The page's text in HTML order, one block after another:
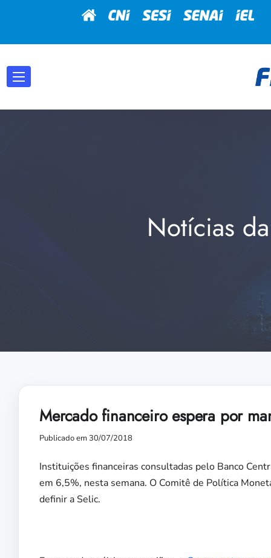
Notícias
Mercado financeiro espera por
Publicado em 30/07/2018
Instituições financeiras consultadas pelo Banco
em 6,5%, nesta semana. O Comitê de Política
definir a Selic.